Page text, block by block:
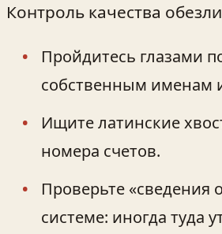
Контроль качества
Пройдитесь глазами
собственным именам
Ищите латинские
номера счетов.
Проверьте «сведения
системе: иногда туда